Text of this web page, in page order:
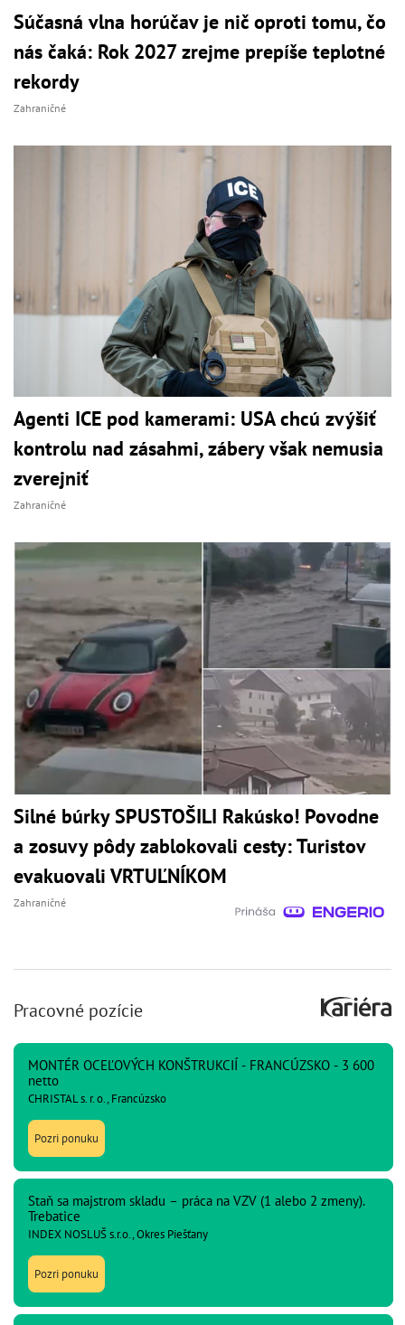
Súčasná vlna horúčav je nič oproti tomu, čo
nás čaká: Rok 2027 zrejme prepíše teplotné
rekordy
Zahraničné
Agenti ICE pod kamerami: USA chcú zvýšiť
kontrolu nad zásahmi, zábery však nemusia
zverejniť
Zahraničné
Silné búrky SPUSTOŠILI Rakúsko! Povodne
a zosuvy pôdy zablokovali cesty: Turistov
evakuovali VRTUĽNÍKOM
Zahraničné
Pracovné pozície
MONTÉR OCEĽOVÝCH KONŠTRUKCIÍ - FRANCÚZSKO - 3 600
netto
CHRISTAL s. r. o., Francúzsko
Pozri ponuku
Staň sa majstrom skladu – práca na VZV (1 alebo 2 zmeny).
Trebatice
INDEX NOSLUŠ s.r.o., Okres Piešťany
Pozri ponuku